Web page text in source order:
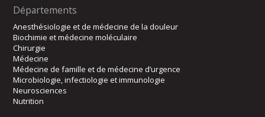
Départements
Anesthésiologie et de médecine de la douleur
Biochimie et médecine moléculaire
Chirurgie
Médecine
Médecine de famille et de médecine d’urgence
Microbiologie, infectiologie et immunologie
Neurosciences
Nutrition